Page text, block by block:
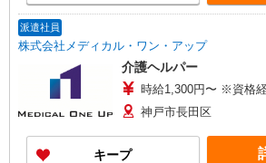
派遣社員
株式会社メディカル・ワン・アップ
介護ヘルパー
時給1,300円〜 ※資格
神戸市長田区
キープ